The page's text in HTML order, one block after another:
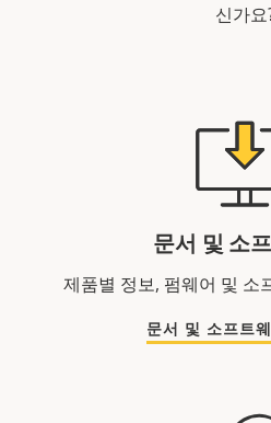
신가요
문서 및 소
제품별 정보, 펌웨어 및 소
문서 및 소프트